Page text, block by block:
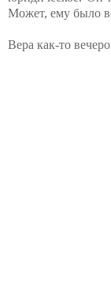
Может, ему было
Вера как-то